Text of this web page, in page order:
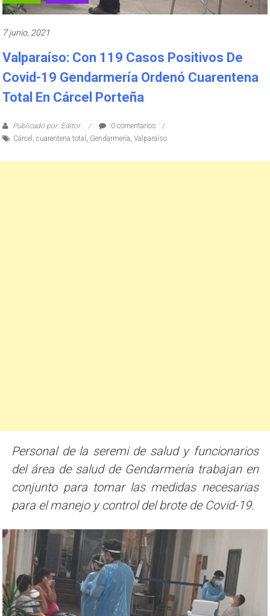
7 junio, 2021
Valparaíso: Con 119 Casos Positivos De
Covid-19 Gendarmería Ordenó Cuarentena
Total En Cárcel Porteña
Publicado por: Editor
0 comentarios
Cárcel
,cuarentena total Gendarmería ,Valparaíso
Personal de la seremi de salud y funcionarios
del área de salud de Gendarmería trabajan en
conjunto para tomar las medidas necesarias
para el manejo y control del brote de Covid-19.